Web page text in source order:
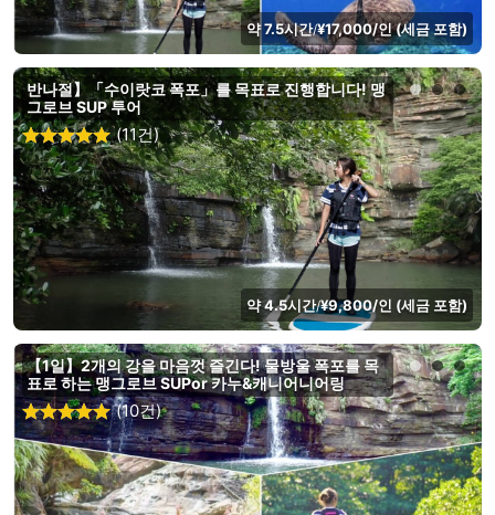
약 7.5시간/¥17,000/인 (세금 포함)
반나절】「수이랏코 폭포」를 목표로 진행합니다! 맹
그로브 SUP 투어
(11건)
약 4.5시간/¥9,800/인 (세금 포함)
【1일】2개의 강을 마음껏 즐긴다! 물방울 폭포를 목
표로 하는 맹그로브 SUPor 카누&캐니어니어링
(10건)